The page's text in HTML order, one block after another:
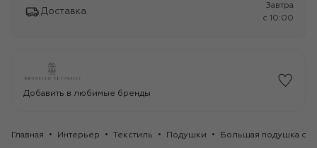
Доставка
Завтра
c 10:00
Добавить в любимые бренды
Главная Интерьер Текстиль Подушки Большая подушка с